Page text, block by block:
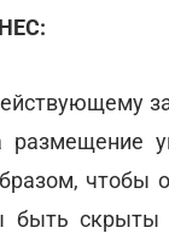
размещение
чтобы
быть скрыты